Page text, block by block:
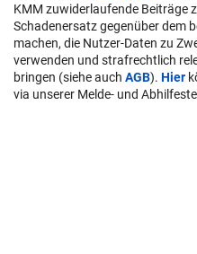
verwenden und strafrechtlich
bringen (siehe auchAGB). Hier
via unserer Melde- und